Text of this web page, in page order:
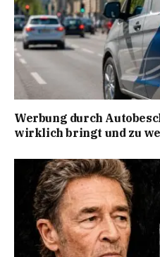
Werbung durch
wirklich bringt und zu